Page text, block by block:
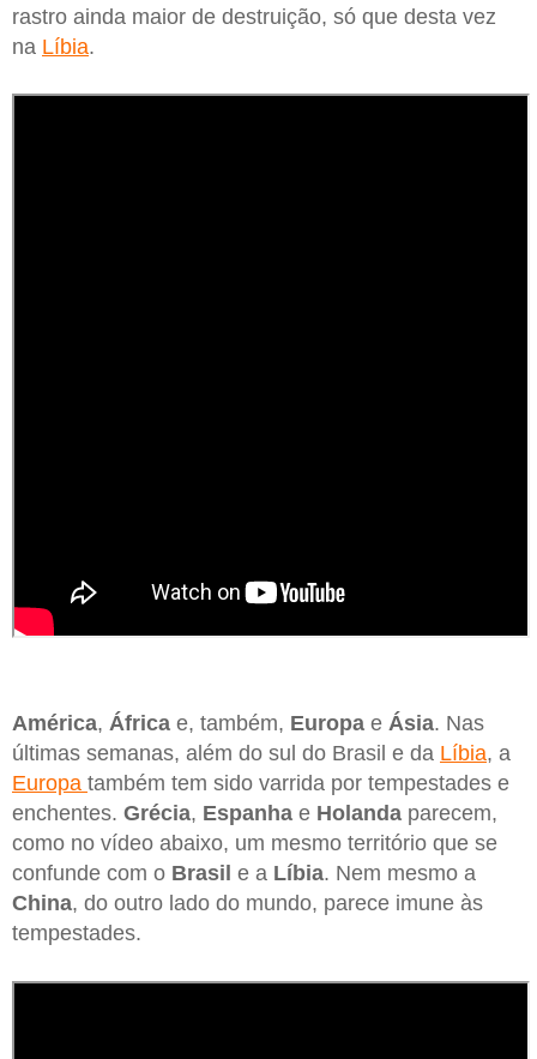
rastro ainda maior de destruição, só que desta vez
na Líbia.
América, África e, também, Europa e Ásia. Nas
últimas semanas, além do sul do Brasil e da Líbia, a
Europa também tem sido varrida por tempestades e
enchentes. Grécia, Espanha e Holanda parecem,
como no vídeo abaixo, um mesmo território que se
confunde com o Brasil e a Líbia. Nem mesmo a
China, do outro lado do mundo, parece imune às
tempestades.